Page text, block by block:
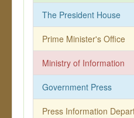
The President House
Prime Minister's Office
Ministry of Information
Government Press
Press Information